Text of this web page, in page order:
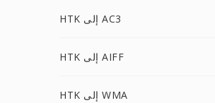
HTK إلى AC3
HTK إلى AIFF
HTK إلى WMA